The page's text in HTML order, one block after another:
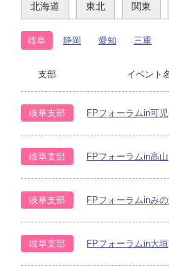
北海道 東北 関東
岐阜 静岡 愛知 三重
支部 イベント
岐阜支部 FPフォーラムin可児
岐阜支部 FPフォーラムin高山
岐阜支部 FPフォーラムinみ
岐阜支部 FPフォーラムin大垣